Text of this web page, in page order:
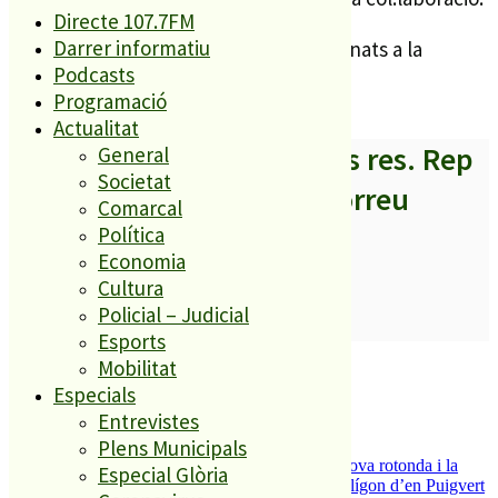
Directe 107.7FM
Darrer informatiu
Podcasts
Programació
Actualitat
General
Societat
Comarcal
Política
Economia
Cultura
Policial – Judicial
Esports
Mobilitat
Especials
Entrevistes
Plens Municipals
Especial Glòria
Els diners que es recaptin aniran destinats a la
compra de material per al centre.
A partir d’ara no et perdis res. Rep
els titulars al teu correu
SUBSCRIURE’M
És tendència ara
1
ESPORTS CAP DE SETMANA
S’aprova definitivament el projecte de la nova rotonda i la
millora del pont de la riera de Reixac al polígon d’en Puigvert